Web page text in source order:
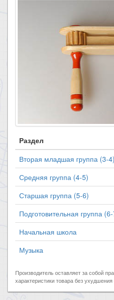
Раздел
Вторая младшая группа (3-4)
Средняя группа (4-5)
Старшая группа (5-6)
Подготовительная группа
Начальная школа
Музыка
Производитель оставляет за собой
характеристики товара без